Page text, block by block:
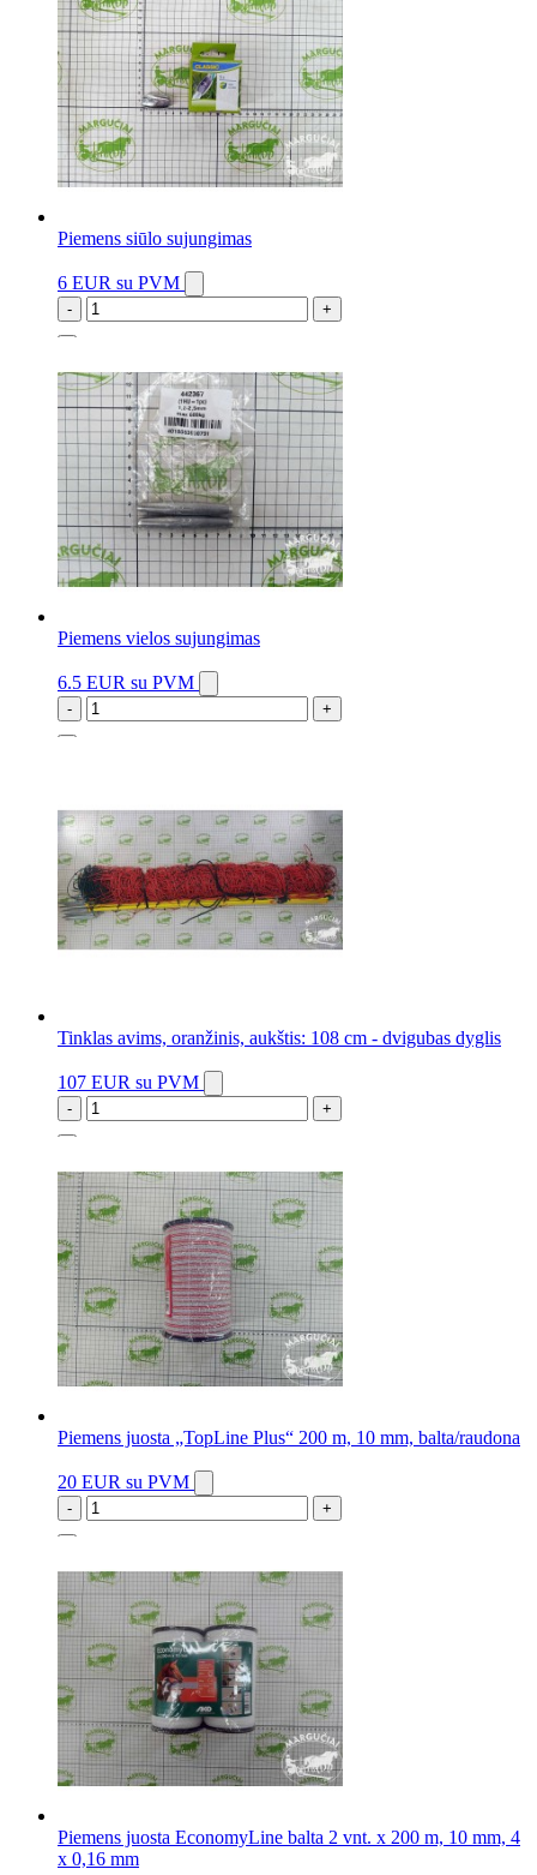
Piemens siūlo sujungimas
6 EUR su PVM
- +
Piemens vielos sujungimas
6.5 EUR su PVM
- +
Tinklas avims, oranžinis, aukštis: 108 cm - dvigubas dyglis
107 EUR su PVM
- +
Piemens juosta „TopLine Plus“ 200 m, 10 mm, balta/raudona
20 EUR su PVM
- +
Piemens juosta EconomyLine balta 2 vnt. x 200 m, 10 mm, 4
x 0,16 mm